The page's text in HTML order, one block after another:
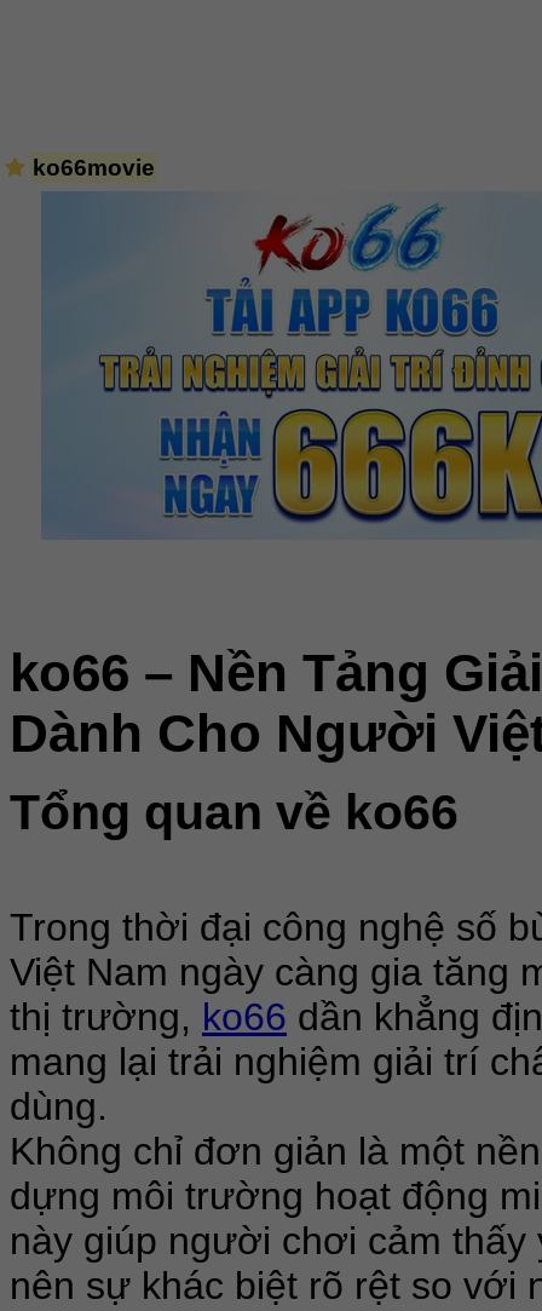
ko66movie
ko66 – Nền Tảng
Dành Cho Người
Tổng quan về ko66
Trong thời đại công nghệ số
Việt Nam ngày càng gia tăng
thị trường, ko66 dần khẳng
mang lại trải nghiệm giải trí
dùng.
Không chỉ đơn giản là một
dựng môi trường hoạt động
này giúp người chơi cảm
nên sự khác biệt rõ rệt so với